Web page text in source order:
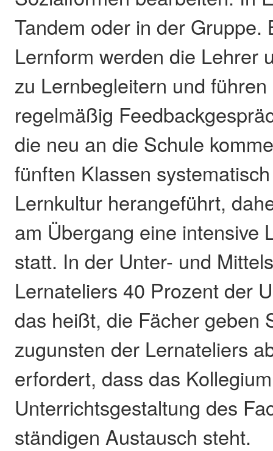
Tandem oder in der Gruppe.
Lernform werden die Lehrer
zu Lernbegleitern und
regelmäßig
die neu an die Schule
fünften Klassen
Lernkultur herangeführt,
am Übergang eine intensive
statt. In der Unter- und
Lernateliers 40 Prozent der
das heißt, die Fächer geben
zugunsten der Lernateliers
erfordert, dass das
Unterrichtsgestaltung des
ständigen Austausch steht.